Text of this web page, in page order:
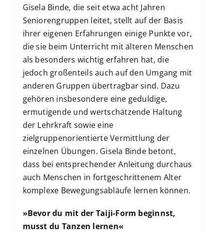
Gisela Binde, die seit etwa acht Jahren
Seniorengruppen leitet, stellt auf der Basis
ihrer eigenen Erfahrungen einige Punkte vor,
die sie beim Unterricht mit älteren Menschen
als besonders wichtig erfahren hat, die
jedoch großenteils auch auf den Umgang mit
anderen Gruppen übertragbar sind. Dazu
gehören insbesondere eine geduldige,
ermutigende und wertschätzende Haltung
der Lehrkraft sowie eine
zielgruppenorientierte Vermittlung der
einzelnen Übungen. Gisela Binde betont,
dass bei entsprechender Anleitung durchaus
auch Menschen in fortgeschrittenem Alter
komplexe Bewegungsabläufe lernen können.
»Bevor du mit der Taiji-Form beginnst,
musst du Tanzen lernen«